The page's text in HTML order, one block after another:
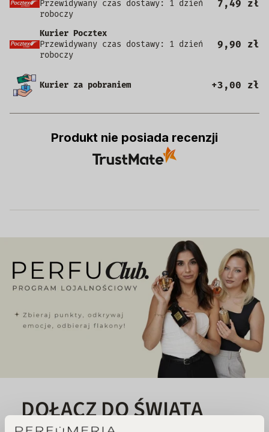
Przewidywany czas dostawy: 1 dzień
roboczy
7,49 zł
Kurier Pocztex
Przewidywany czas dostawy: 1 dzień
roboczy
9,90 zł
Kurier za pobraniem +3,00 zł
Produkt nie posiada recenzji
DOŁĄCZ DO ŚWIATA